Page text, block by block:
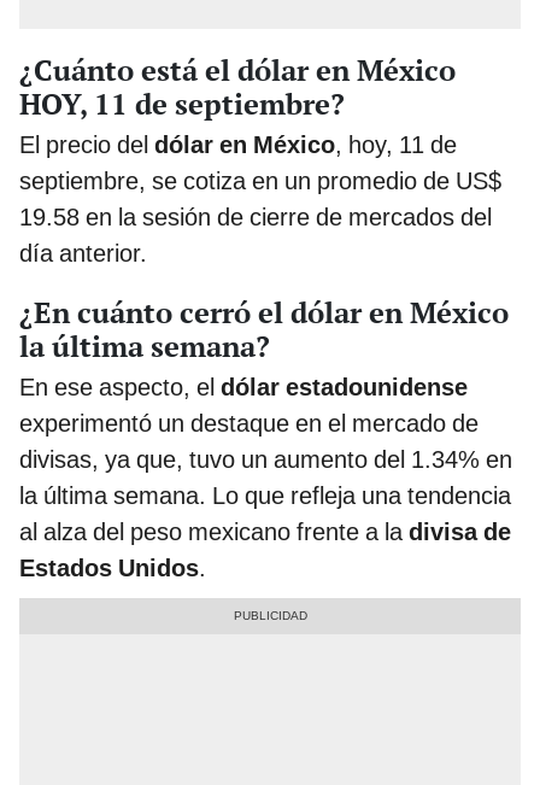
¿Cuánto está el dólar en México
HOY, 11 de septiembre?
El precio del dólar en México, hoy, 11 de
septiembre, se cotiza en un promedio de US$
19.58 en la sesión de cierre de mercados del
día anterior.
¿En cuánto cerró el dólar en México
la última semana?
En ese aspecto, el dólar estadounidense
experimentó un destaque en el mercado de
divisas, ya que, tuvo un aumento del 1.34% en
la última semana. Lo que refleja una tendencia
al alza del peso mexicano frente a ladivisa de
Estados Unidos.